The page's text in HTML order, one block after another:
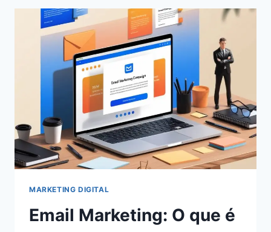
EMAIL
MARKETING
MARKETING DIGITAL
Email Marketing: O que é